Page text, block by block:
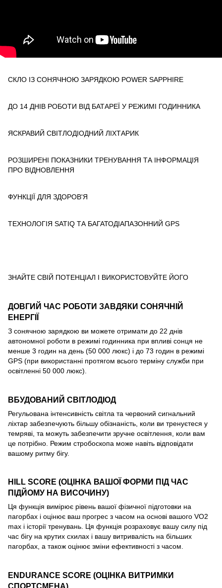
СКЛО ІЗ СОНЯЧНОЮ ЗАРЯДКОЮ POWER SAPPHIRE
ДО 14 ДНІВ РОБОТИ ВІД БАТАРЕЇ У РЕЖИМІ ГОДИННИКА
ЯСКРАВИЙ СВІТЛОДІОДНИЙ ЛІХТАРИК
РОЗШИРЕНІ ПОКАЗНИКИ ТРЕНУВАННЯ ТА ІНФОРМАЦІЯ
ПРО ВІДНОВЛЕННЯ
ФУНКЦІЇ ДЛЯ ЗДОРОВ'Я
ТЕХНОЛОГІЯ SATIQ ТА БАГАТОДІАПАЗОННИЙ GPS
ЗНАЙТЕ СВІЙ ПОТЕНЦІАЛ І ВИКОРИСТОВУЙТЕ ЙОГО
ДОВГИЙ ЧАС РОБОТИ ЗАВДЯКИ СОНЯЧНІЙ
ЕНЕРГІЇ
З сонячною зарядкою ви можете отримати до 22 днів
автономної роботи в режимі годинника при впливі сонця не
менше 3 годин на день (50 000 люкс) і до 73 годин в режимі
GPS (при використанні протягом всього терміну служби при
освітленні 50 000 люкс).
ВБУДОВАНИЙ СВІТЛОДІОД
Регульована інтенсивність світла та червоний сигнальний
ліхтар забезпечують більшу обізнаність, коли ви тренуєтеся у
темряві, та можуть забезпечити зручне освітлення, коли вам
це потрібно. Режим стробоскопа може навіть відповідати
вашому ритму бігу.
HILL SCORE (ОЦІНКА ВАШОЇ ФОРМИ ПІД ЧАС
ПІДЙОМУ НА ВИСОЧИНУ)
Ця функція вимірює рівень вашої фізичної підготовки на
пагорбах і оцінює ваш прогрес з часом на основі вашого VO2
max і історії тренувань. Ця функція розраховує вашу силу під
час бігу на крутих схилах і вашу витривалість на більших
пагорбах, а також оцінює зміни ефективності з часом.
ENDURANCE SCORE (ОЦІНКА ВИТРИМКИ
СПОРТСМЕНА)